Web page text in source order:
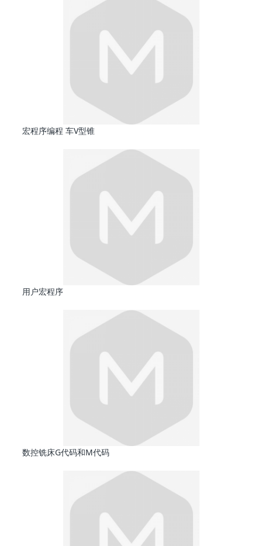
宏程序编程 车V型锥
用户宏程序
数控铣床G代码和M代码